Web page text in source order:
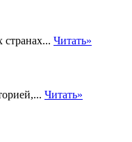
Читать»
Читать»